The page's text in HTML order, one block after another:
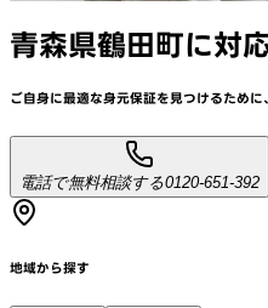
青森県鶴田町に対
ご自身に最適な身元保証を見つけるために、
電話で無料相談する0120-651-392
地域から探す